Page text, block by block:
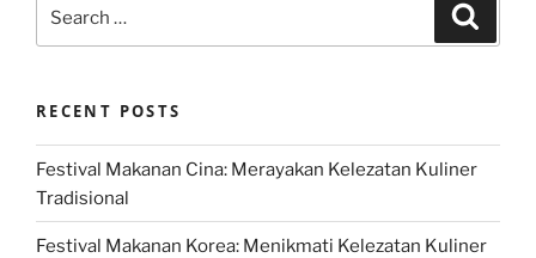
RECENT POSTS
Festival Makanan Cina: Merayakan Kelezatan Kuliner
Tradisional
Festival Makanan Korea: Menikmati Kelezatan Kuliner